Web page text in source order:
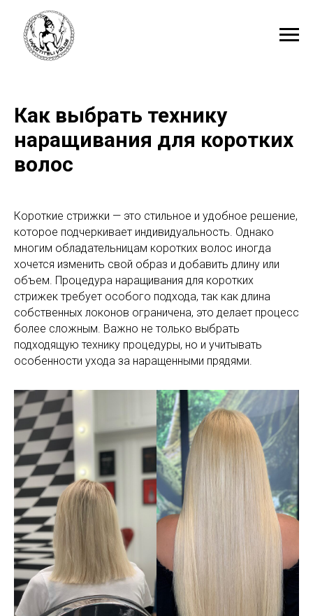
Как выбрать технику
наращивания для коротких
волос
Короткие стрижки — это стильное и удобное решение,
которое подчеркивает индивидуальность. Однако
многим обладательницам коротких волос иногда
хочется изменить свой образ и добавить длину или
объем. Процедура наращивания для коротких
стрижек требует особого подхода, так как длина
собственных локонов ограничена, это делает процесс
более сложным. Важно не только выбрать
подходящую технику процедуры, но и учитывать
особенности ухода за наращенными прядями.